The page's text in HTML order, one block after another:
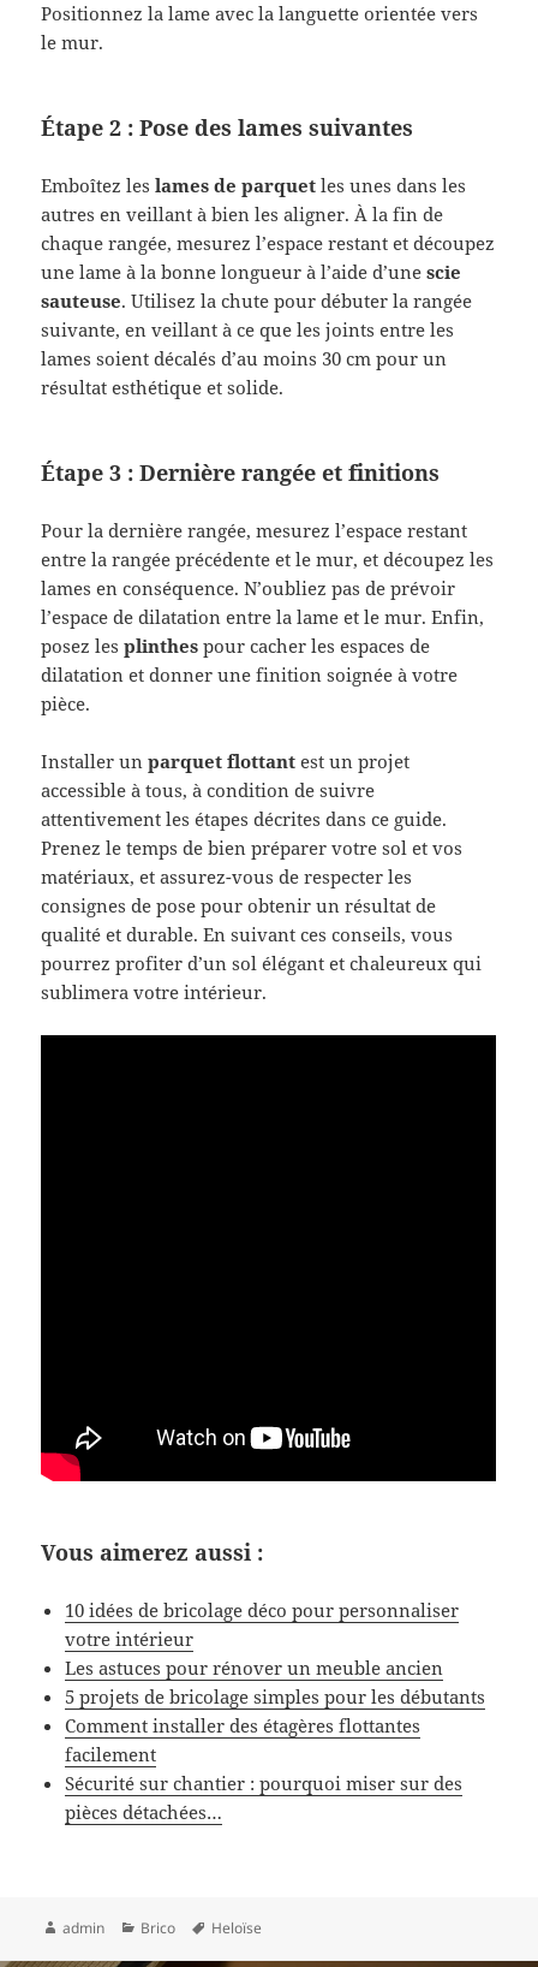
Positionnez la lame avec la languette orientée vers
le mur.
Étape 2 : Pose des lames suivantes
Emboîtez leslames de parquet les unes dans les
autres en veillant à bien les aligner. À la fin de
chaque rangée, mesurez l’espace restant et découpez
une lame à la bonne longueur à l’aide d’unescie
sauteuse. Utilisez la chute pour débuter la rangée
suivante, en veillant à ce que les joints entre les
lames soient décalés d’au moins 30 cm pour un
résultat esthétique et solide.
Étape 3 : Dernière rangée et finitions
Pour la dernière rangée, mesurez l’espace restant
entre la rangée précédente et le mur, et découpez les
lames en conséquence. N’oubliez pas de prévoir
l’espace de dilatation entre la lame et le mur. Enfin,
posez lesplinthes pour cacher les espaces de
dilatation et donner une finition soignée à votre
pièce.
Installer unparquet flottant est un projet
accessible à tous, à condition de suivre
attentivement les étapes décrites dans ce guide.
Prenez le temps de bien préparer votre sol et vos
matériaux, et assurez-vous de respecter les
consignes de pose pour obtenir un résultat de
qualité et durable. En suivant ces conseils, vous
pourrez profiter d’un sol élégant et chaleureux qui
sublimera votre intérieur.
Vous aimerez aussi :
10 idées de bricolage déco pour personnaliser
votre intérieur
Les astuces pour rénover un meuble ancien
5 projets de bricolage simples pour les débutants
Comment installer des étagères flottantes
facilement
Sécurité sur chantier : pourquoi miser sur des
pièces détachées…
Auteur
admin Catégories
Brico
Mots-
Heloïse